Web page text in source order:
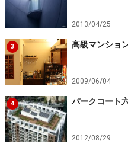
2013/04/25
3 高級マンショ
2009/06/04
4 パークコート
2012/08/29